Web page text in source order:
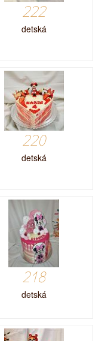
222
detská
220
detská
218
detská